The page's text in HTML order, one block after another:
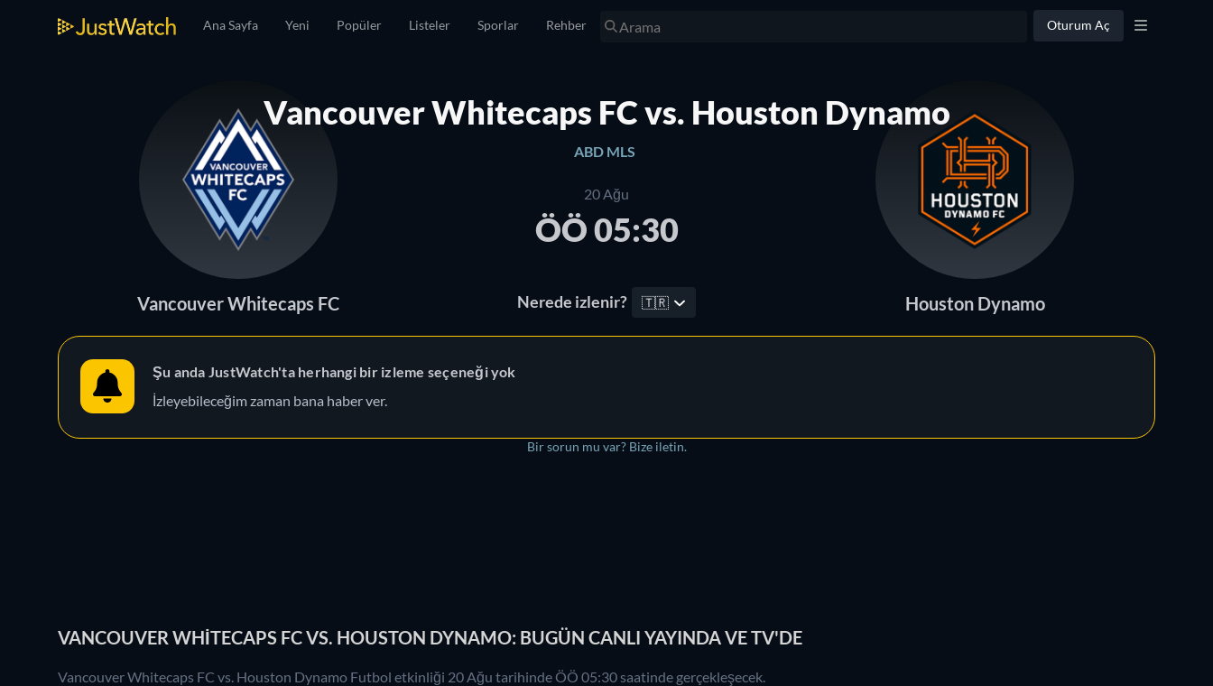
Ana Sayfa Yeni Popüler Listeler Sporlar Rehber Oturum Aç
Vancouver Whitecaps FC vs. Houston Dynamo
ABD MLS
Vancouver Whitecaps FC
20 Ağu
ÖÖ 05:30
Houston Dynamo
Nerede izlenir? 🇹🇷
Şu anda JustWatch'ta herhangi bir izleme seçeneği yok
İzleyebileceğim zaman bana haber ver.
Bir sorun mu var? Bize iletin.
VANCOUVER WHITECAPS FC VS. HOUSTON DYNAMO: BUGÜN CANLI YAYINDA VE TV'DE
Vancouver Whitecaps FC vs. Houston Dynamo Futbol etkinliği 20 Ağu tarihinde ÖÖ 05:30 saatinde gerçekleşecek.